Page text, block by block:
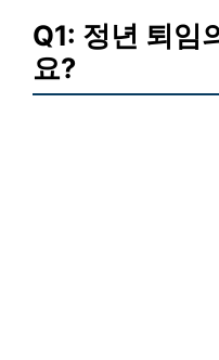
Q1: 정년 퇴임
요?